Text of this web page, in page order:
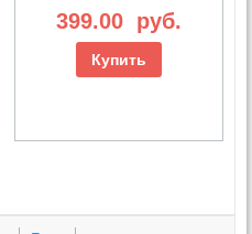
399.00 руб.
Купить